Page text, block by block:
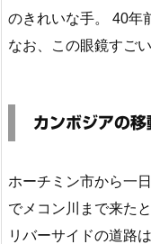
のきれいな手。 40年
なお、この眼鏡すごい
カンボジアの
ホーチミン市から一
でメコン川まで来た
リバーサイドの道路